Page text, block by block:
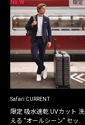
NEW 限定
Safari CURRENT
限定 吸水速乾 UVカット 洗
える "オールシーン" セット